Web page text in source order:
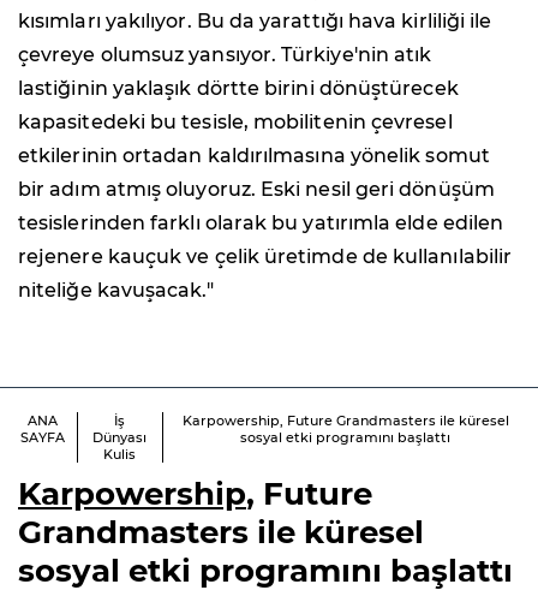
kısımları yakılıyor. Bu da yarattığı hava kirliliği ile
çevreye olumsuz yansıyor. Türkiye'nin atık
lastiğinin yaklaşık dörtte birini dönüştürecek
kapasitedeki bu tesisle, mobilitenin çevresel
etkilerinin ortadan kaldırılmasına yönelik somut
bir adım atmış oluyoruz. Eski nesil geri dönüşüm
tesislerinden farklı olarak bu yatırımla elde edilen
rejenere kauçuk ve çelik üretimde de kullanılabilir
niteliğe kavuşacak."
ANA
SAYFA
İş
Dünyası
Kulis
Karpowership, Future Grandmasters ile küresel
sosyal etki programını başlattı
Karpowership, Future
Grandmasters ile küresel
sosyal etki programını başlattı